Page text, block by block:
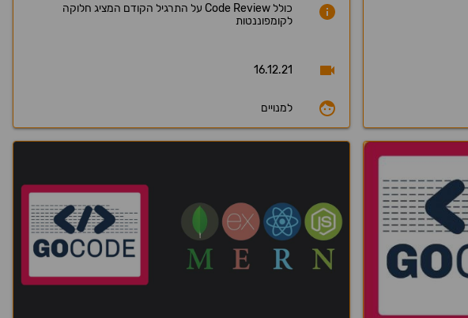
כולל Code Review על התרגיל הקודם המציג חלוקה
לקומפוננטות
16.12.21
למנויים